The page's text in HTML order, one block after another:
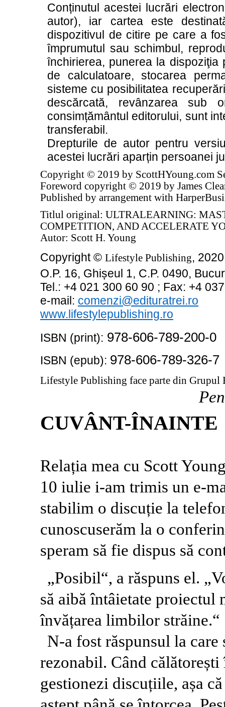
Conținutul acestei lucrări
autor), iar cartea este
dispozitivul de citire pe care a
împrumutul sau schimbul,
închirierea, punerea la
de calculatoare, stocarea
sisteme cu posibilitatea
descărcată, revânzarea
consimțământul editorului, sunt
transferabil.
Drepturile de autor pentru
acestei lucrări aparțin persoanei
Copyright © 2019 by ScottHYoung.com
Foreword copyright © 2019 by James
Published by arrangement with
Titlul original: ULTRALEARNING:
COMPETITION, AND ACCELERATE
Autor: Scott H. Young
Copyright © Lifestyle Publishing, 20
O.P. 16, Ghișeul 1, C.P. 0490,
Tel.: +4 021 300 60 90 ; Fax: +4
e-mail: comenzi@edituratrei.ro
www.lifestylepublishing.ro
ISBN (print): 978-606-789-200-0
ISBN (epub): 978-606-789-326-7
Lifestyle Publishing face parte din Grupul
CUVÂNT-ÎNAINTE
Relația mea cu Scott
10 iulie i-am trimis un e-
stabilim o discuție la
cunoscuserăm la o
speram să fie dispus să
„Posibil“, a răspuns el.
să aibă întâietate proiectul
învățarea limbilor străine.“
N-a fost răspunsul la
rezonabil. Când
gestionezi discuțiile, așa